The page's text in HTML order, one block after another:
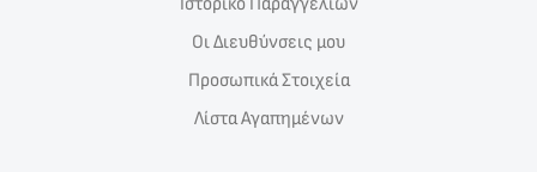
Ιστορικό Παραγγελιών
Οι Διευθύνσεις μου
Προσωπικά Στοιχεία
Λίστα Αγαπημένων